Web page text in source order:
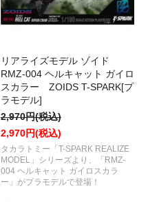
リアライズモデル ゾイド
RMZ-004 ヘルキャット ガイロ
スカラー ZOIDS T-SPARK[プ
ラモデル]
2,970円(税込)
2,970円(税込)
タカラトミー「T-SPARK REALIZE
MODEL」シリーズより、「RMZ-
004 ヘルキャット ガイロスカラ
ー」がプラモデルで登場！